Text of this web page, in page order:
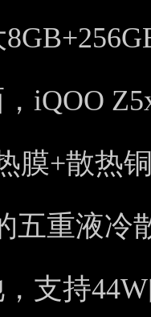
iQOO
膜+散热
五重液冷
，支持